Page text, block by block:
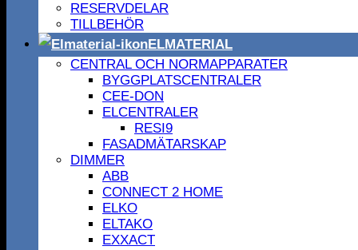
RESERVDELAR
TILLBEHÖR
ELMATERIAL
CENTRAL OCH NORMAPPARATER
BYGGPLATSCENTRALER
CEE-DON
ELCENTRALER
RESI9
FASADMÄTARSKAP
DIMMER
ABB
CONNECT 2 HOME
ELKO
ELTAKO
EXXACT